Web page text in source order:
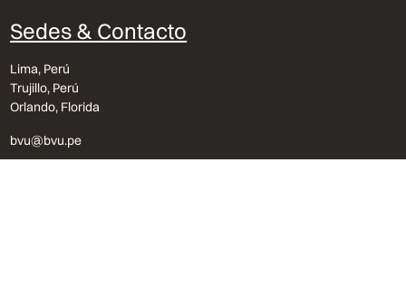
Sedes & Contacto
Lima, Perú
Trujillo, Perú
Orlando, Florida
bvu@bvu.pe